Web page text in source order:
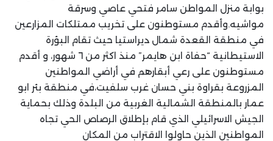
بوابة منزل المواطن سامر فتحي عاصي وسرقة
مواشيه.وأقدم مستوطنون على تخريب ممتلكات المزارعين
في منطقة القعدة شمال ديراستيا حيث تقام البؤرة
الاستيطانية “حفاة ابن هايمر” منذ اكثر من ٦ شهور، و أقدم
مستوطنون على رعي أبقارهم في أراضي المواطنين
المزروعة بقراوة بني حسان غرب سلفيت،في منطقة بئر ابو
عمار بالمنطقة الشمالية الغربية من البلدة وذلك بحماية
الجيش الاسرائيلي الذي قام بإطلاق الرصاص الحي تجاه
المواطنين الذين حاولوا الاقتراب من المكان